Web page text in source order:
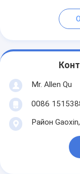
Mr. Allen Qu
0086
Район